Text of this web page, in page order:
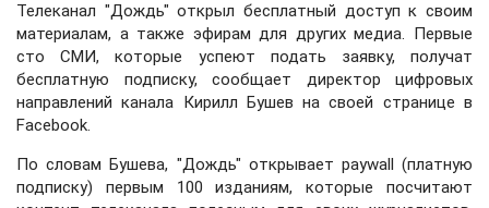
Телеканал "Дождь" открыл бесплатный доступ к своим
материалам, а также эфирам для других медиа. Первые
сто СМИ, которые успеют подать заявку, получат
бесплатную подписку, сообщает директор цифровых
направлений канала Кирилл Бушев на своей странице в
Facebook.
По словам Бушева, "Дождь" открывает paywall (платную
подписку) первым 100 изданиям, которые посчитают